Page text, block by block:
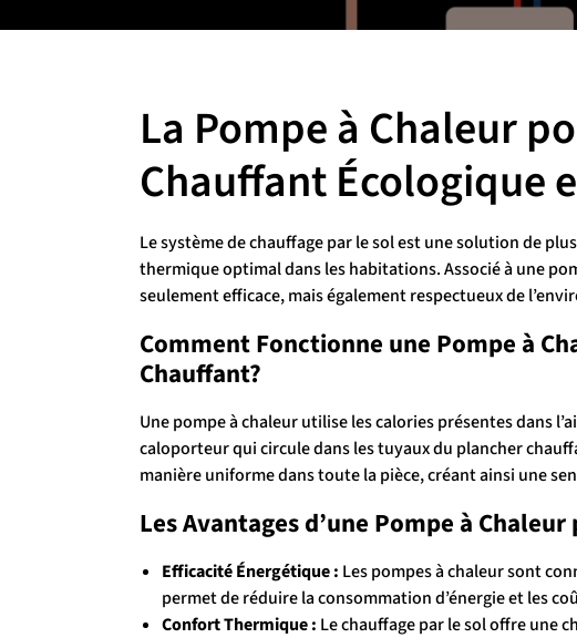
La Pompe à Chaleur
Chauffant Écologique
Le système de chauffage par le sol est une solution de
thermique optimal dans les habitations. Associé à une
seulement efficace, mais également respectueux de
Comment Fonctionne une Pompe à
Chauffant?
Une pompe à chaleur utilise les calories présentes dans
caloporteur qui circule dans les tuyaux du plancher
manière uniforme dans toute la pièce, créant ainsi une
Les Avantages d’une Pompe à
Efficacité Énergétique : Les pompes à chaleur sont
permet de réduire la consommation d’énergie et les
Confort Thermique : Le chauffage par le sol offre une